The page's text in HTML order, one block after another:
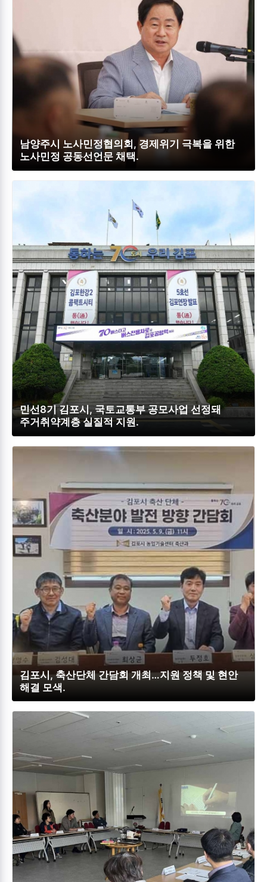
남양주시 노사민정협의회, 경제위기 극복을 위한
노사민정 공동선언문 채택.
민선8기 김포시, 국토교통부 공모사업 선정돼
주거취약계층 실질적 지원.
김포시, 축산단체 간담회 개최…지원 정책 및 현안
해결 모색.